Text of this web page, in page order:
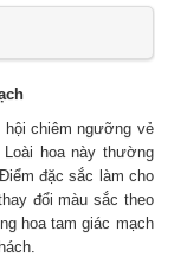
hội chiêm ngưỡng vẻ
hoa này thường
đặc sắc làm cho
đổi màu sắc theo
hoa tam giác mạch